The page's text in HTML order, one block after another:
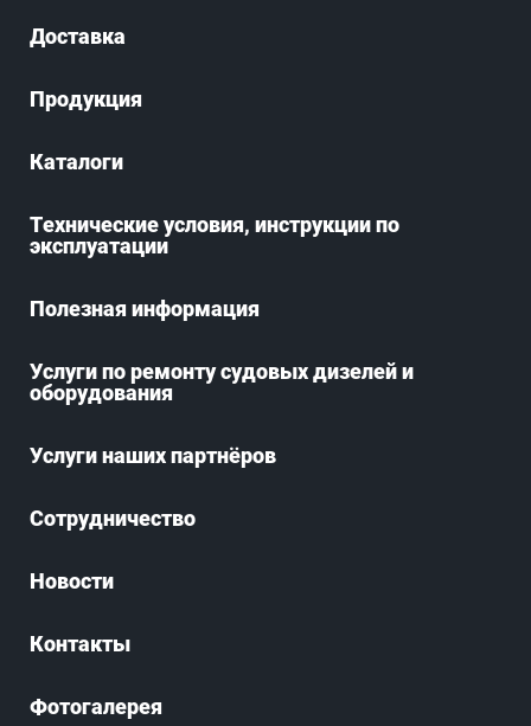
Доставка
Продукция
Каталоги
Технические условия, инструкции по
эксплуатации
Полезная информация
Услуги по ремонту судовых дизелей и
оборудования
Услуги наших партнёров
Сотрудничество
Новости
Контакты
Фотогалерея